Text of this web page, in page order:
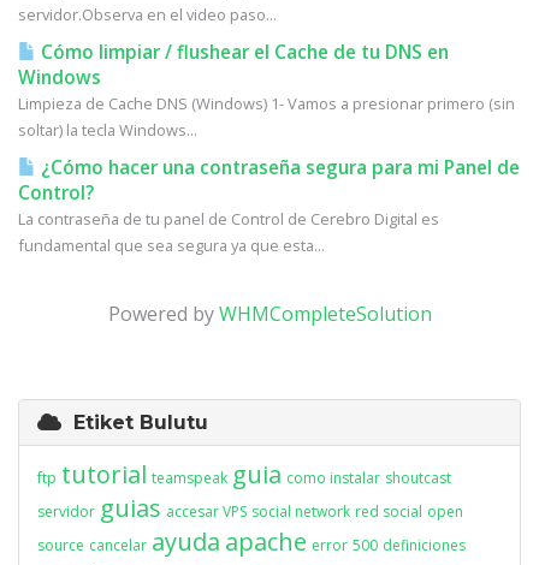
servidor.Observa en el video paso...
Cómo limpiar / flushear el Cache de tu DNS en
Windows
Limpieza de Cache DNS (Windows) 1- Vamos a presionar primero (sin
soltar) la tecla Windows...
¿Cómo hacer una contraseña segura para mi Panel de
Control?
La contraseña de tu panel de Control de Cerebro Digital es
fundamental que sea segura ya que esta...
Powered byWHMCompleteSolution
Etiket Bulutu
ftp tutorial teamspeak guia como instalar shoutcast
servidor guias accesar VPS social network red social open
source cancelar ayuda apache error 500 definiciones